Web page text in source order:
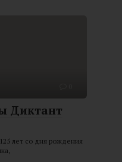
Диктант
лет со дня рождения